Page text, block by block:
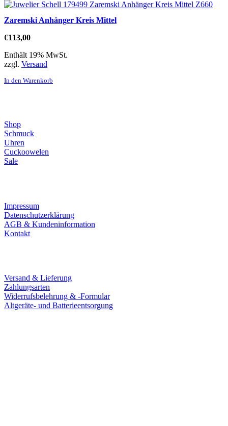
Zaremski Anhänger Kreis Mittel
€113,00
Enthält 19% MwSt.
zzgl. Versand
In den Warenkorb
Shop
Schmuck
Uhren
Cuckoowelen
Sale
Impressum
Datenschutzerklärung
AGB & Kundeninformation
Kontakt
Versand & Lieferung
Zahlungsarten
Widerrufsbelehrung & -Formular
Altgeräte- und Batterieentsorgung